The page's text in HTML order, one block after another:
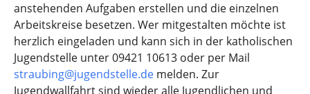
anstehenden Aufgaben erstellen und die einzelnen
Arbeitskreise besetzen. Wer mitgestalten möchte ist
herzlich eingeladen und kann sich in der katholischen
Jugendstelle unter 09421 10613 oder per Mail
straubing@jugendstelle.de melden. Zur
Jugendwallfahrt sind wieder alle Jugendlichen und